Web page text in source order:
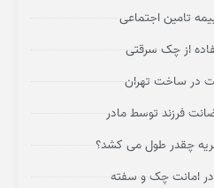
تامین اجتماعی
از چک سرقتی
در ساخت تهران
فرزند توسط مادر
چقدر طول می کشد؟
امانت چک و سفته